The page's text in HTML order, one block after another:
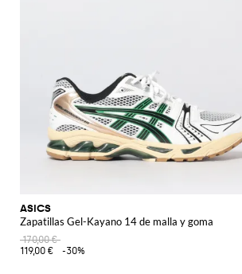
ASICS
Zapatillas Gel-Kayano 14 de malla y goma
170,00 €
119,00 €
-30%